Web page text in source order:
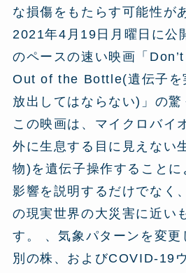
な損傷をもたらす可能性が
2021年4月19日月曜日に公
のペースの速い映画「
Out of the Bottle(遺伝子を
放出してはならない)」の驚
この映画は、マイクロバイ
外に生息する目に見えない
物)を遺伝子操作することに
影響を説明するだけでなく
の現実世界の大災害に近い
す。 、気象パターンを変更
別の株、およびCOVID-19